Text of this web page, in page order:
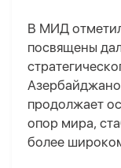
В МИД
посвящены
продолжает
опор мира,
более